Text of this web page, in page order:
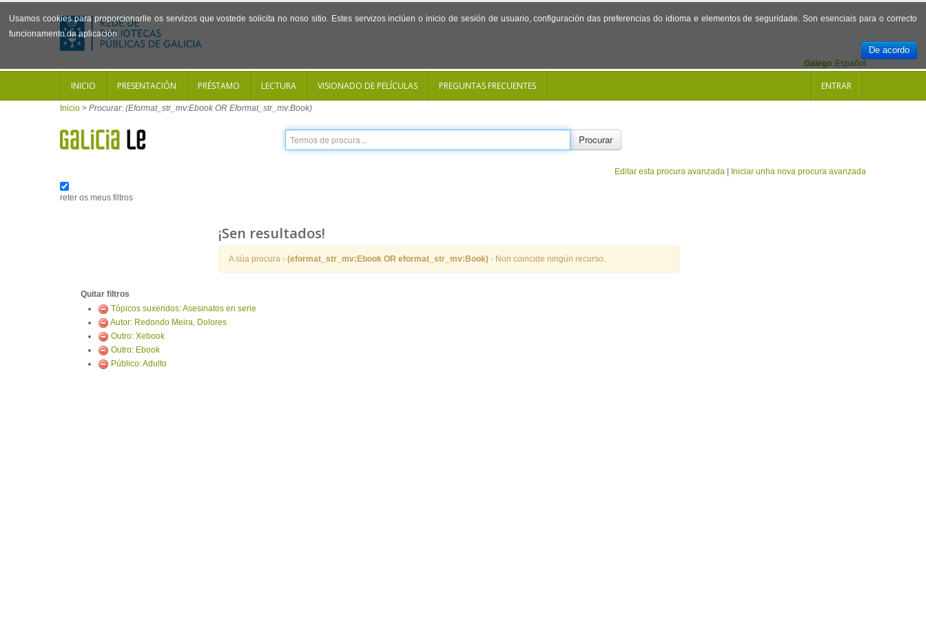
Usamos cookies para proporcionarlle os servizos que vostede solicita no noso sitio. Estes servizos inclúen o inicio de sesión de usuario, configuración das preferencias do idioma e elementos de seguridade. Son esenciais para o correcto
funcionamento da aplicación.
De acordo
Español
Galego
INICIO PRESENTACIÓN PRÉSTAMO LECTURA VISIONADO DE PELÍCULAS PREGUNTAS FRECUENTES ENTRAR
Inicio > Procurar: (Eformat_str_mv:Ebook OR Eformat_str_mv:Book)
Procurar
Editar esta procura avanzada Iniciar unha nova procura avanzada
reter os meus filtros
¡Sen resultados!
A súa procura - (eformat_str_mv:Ebook OR eformat_str_mv:Book) - Non coincide ningún recurso.
Quitar filtros
Tópicos suxeridos: Asesinatos en serie
Autor: Redondo Meira, Dolores
Outro: Xebook
Outro: Ebook
Público: Adulto